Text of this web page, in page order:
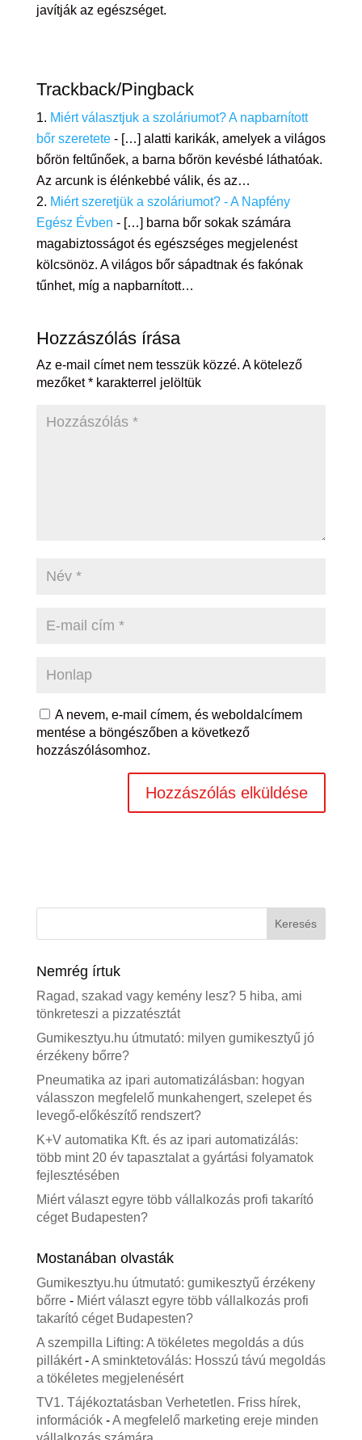
javítják az egészséget.
Trackback/Pingback
Miért választjuk a szoláriumot? A napbarnított
bőr szeretete- […] alatti karikák, amelyek a világos
bőrön feltűnőek, a barna bőrön kevésbé láthatóak.
Az arcunk is élénkebbé válik, és az…
Miért szeretjük a szoláriumot? - A Napfény
Egész Évben - […] barna bőr sokak számára
magabiztosságot és egészséges megjelenést
kölcsönöz. A világos bőr sápadtnak és fakónak
tűnhet, míg a napbarnított…
Hozzászólás írása
Az e-mail címet nem tesszük közzé. A kötelező
mezőket*karakterrel jelöltük
A nevem, e-mail címem, és weboldalcímem
mentése a böngészőben a következő
hozzászólásomhoz.
Nemrég írtuk
Ragad, szakad vagy kemény lesz? 5 hiba, ami
tönkreteszi a pizzatésztát
Gumikesztyu.hu útmutató: milyen gumikesztyű jó
érzékeny bőrre?
Pneumatika az ipari automatizálásban: hogyan
válasszon megfelelő munkahengert, szelepet és
levegő-előkészítő rendszert?
K+V automatika Kft. és az ipari automatizálás:
több mint 20 év tapasztalat a gyártási folyamatok
fejlesztésében
Miért választ egyre több vállalkozás profi takarító
céget Budapesten?
Mostanában olvasták
Gumikesztyu.hu útmutató: gumikesztyű érzékeny
bőrre- Miért választ egyre több vállalkozás profi
takarító céget Budapesten?
A szempilla Lifting: A tökéletes megoldás a dús
pillákért-A sminktetoválás: Hosszú távú megoldás
a tökéletes megjelenésért
TV1. Tájékoztatásban Verhetetlen. Friss hírek,
információk-A megfelelő marketing ereje minden